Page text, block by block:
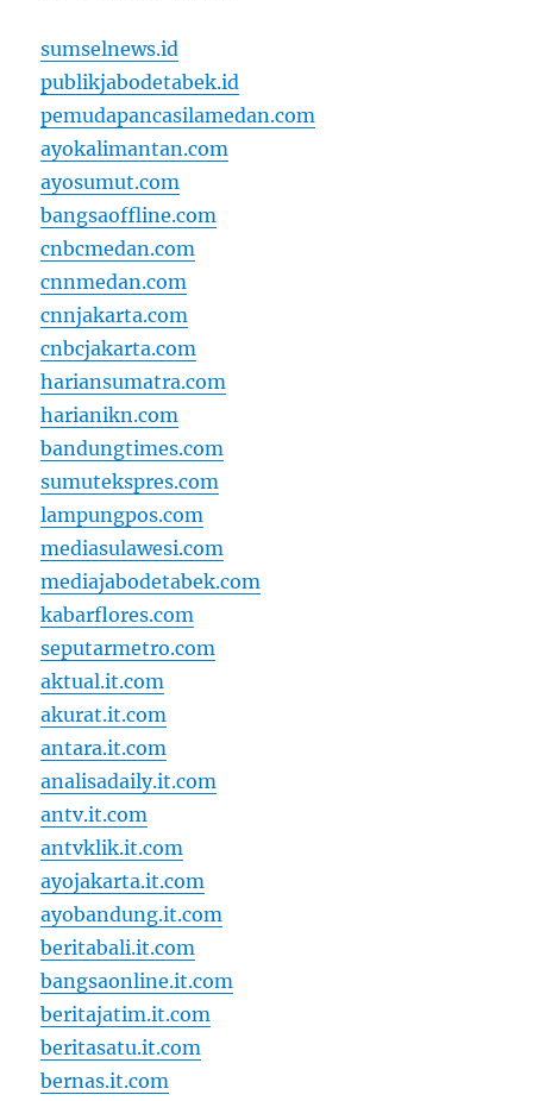
sumselnews.id
publikjabodetabek.id
pemudapancasilamedan.com
ayokalimantan.com
ayosumut.com
bangsaoffline.com
cnbcmedan.com
cnnmedan.com
cnnjakarta.com
cnbcjakarta.com
hariansumatra.com
harianikn.com
bandungtimes.com
sumutekspres.com
lampungpos.com
mediasulawesi.com
mediajabodetabek.com
kabarflores.com
seputarmetro.com
aktual.it.com
akurat.it.com
antara.it.com
analisadaily.it.com
antv.it.com
antvklik.it.com
ayojakarta.it.com
ayobandung.it.com
beritabali.it.com
bangsaonline.it.com
beritajatim.it.com
beritasatu.it.com
bernas.it.com